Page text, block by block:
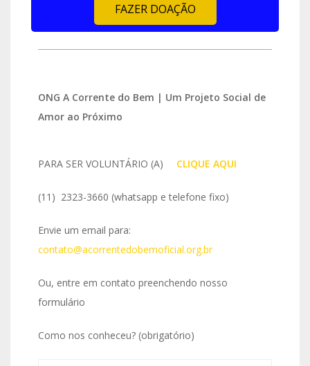
FAZER DOAÇÃO
ONG A Corrente do Bem | Um Projeto Social de
Amor ao Próximo
PARA SER VOLUNTÁRIO (A) CLIQUE AQUI
(11) 2323-3660 (whatsapp e telefone fixo)
Envie um email para:
contato@acorrentedobemoficial.org.br
Ou, entre em contato preenchendo nosso
formulário
Como nos conheceu? (obrigatório)